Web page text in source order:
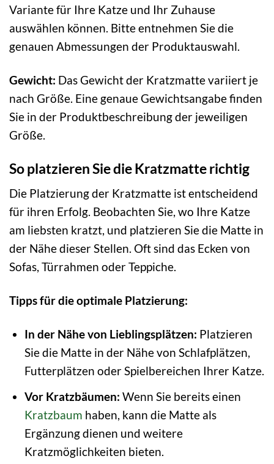
Variante für Ihre Katze und Ihr Zuhause
auswählen können. Bitte entnehmen Sie die
genauen Abmessungen der Produktauswahl.
Gewicht: Das Gewicht der Kratzmatte variiert je
nach Größe. Eine genaue Gewichtsangabe finden
Sie in der Produktbeschreibung der jeweiligen
Größe.
So platzieren Sie die Kratzmatte richtig
Die Platzierung der Kratzmatte ist entscheidend
für ihren Erfolg. Beobachten Sie, wo Ihre Katze
am liebsten kratzt, und platzieren Sie die Matte in
der Nähe dieser Stellen. Oft sind das Ecken von
Sofas, Türrahmen oder Teppiche.
Tipps für die optimale Platzierung:
In der Nähe von Lieblingsplätzen: Platzieren
Sie die Matte in der Nähe von Schlafplätzen,
Futterplätzen oder Spielbereichen Ihrer Katze.
Vor Kratzbäumen: Wenn Sie bereits einen
Kratzbaum haben, kann die Matte als
Ergänzung dienen und weitere
Kratzmöglichkeiten bieten.